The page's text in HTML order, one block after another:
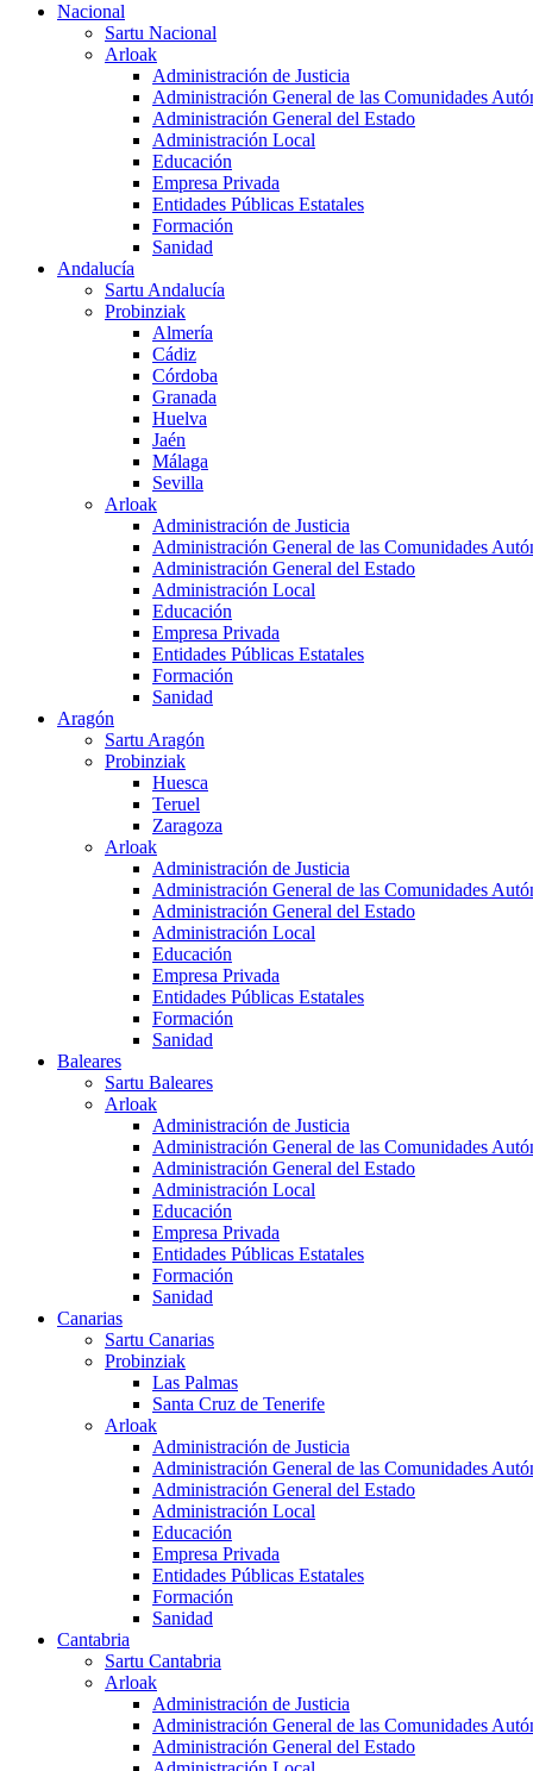
Nacional
Sartu Nacional
Arloak
Administración de Justicia
Administración General de las Comunidades
Administración General del Estado
Administración Local
Educación
Empresa Privada
Entidades Públicas Estatales
Formación
Sanidad
Andalucía
Sartu Andalucía
Probinziak
Almería
Cádiz
Córdoba
Granada
Huelva
Jaén
Málaga
Sevilla
Arloak
Administración de Justicia
Administración General de las Comunidades
Administración General del Estado
Administración Local
Educación
Empresa Privada
Entidades Públicas Estatales
Formación
Sanidad
Aragón
Sartu Aragón
Probinziak
Huesca
Teruel
Zaragoza
Arloak
Administración de Justicia
Administración General de las Comunidades
Administración General del Estado
Administración Local
Educación
Empresa Privada
Entidades Públicas Estatales
Formación
Sanidad
Baleares
Sartu Baleares
Arloak
Administración de Justicia
Administración General de las Comunidades
Administración General del Estado
Administración Local
Educación
Empresa Privada
Entidades Públicas Estatales
Formación
Sanidad
Canarias
Sartu Canarias
Probinziak
Las Palmas
Santa Cruz de Tenerife
Arloak
Administración de Justicia
Administración General de las Comunidades
Administración General del Estado
Administración Local
Educación
Empresa Privada
Entidades Públicas Estatales
Formación
Sanidad
Cantabria
Sartu Cantabria
Arloak
Administración de Justicia
Administración General de las Comunidades
Administración General del Estado